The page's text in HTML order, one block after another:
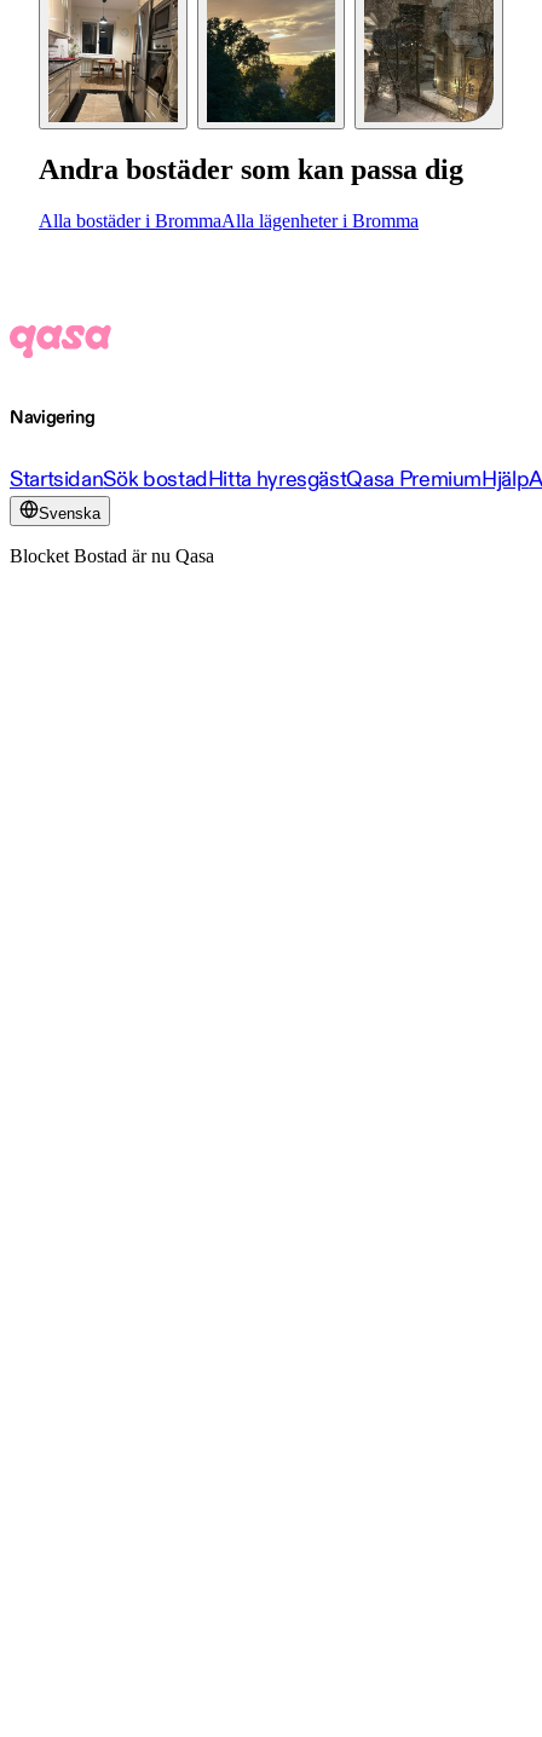
Andra bostäder som kan passa dig
Alla bostäder i BrommaAlla lägenheter i Bromma
Navigering
StartsidanSök bostadHitta hyresgästQasa PremiumHjälp
Svenska
Blocket Bostad är nu Qasa